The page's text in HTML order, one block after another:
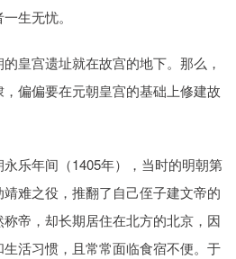
生无忧。
皇宫遗址就在故宫的地下。那么，
偏偏要在元朝皇宫的基础上修建故
乐年间（1405年），当时的明朝第
难之役，推翻了自己侄子建文帝的
帝，却长期居住在北方的北京，因
活习惯，且常常面临食宿不便。于